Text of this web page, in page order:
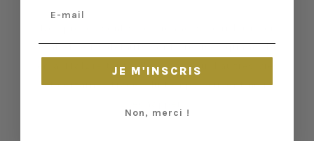
état et leurs défauts sont précisés quand il y
en a. Malgré tout, elles ont vécu d'autres vies
et certaines traces du temps peuvent nous
JE M'INSCRIS
Non, merci !